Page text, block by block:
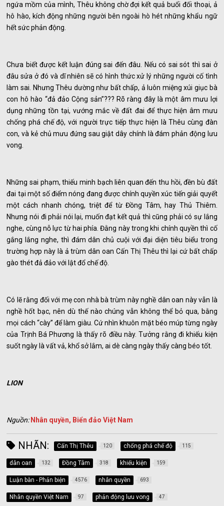
ngứa mồm của mình, Thêu không chờ đợi kết quả buổi đối thoại, ả
hô hào, kích động những người bên ngoài hò hét những khẩu ngữ
hết sức phản động.
Chưa biết được kết luận đúng sai đến đâu. Nếu có sai sót thì sai ở
đâu sửa ở đó và dĩ nhiên sẽ có hình thức xử lý những người cố tình
làm sai. Nhưng Thêu dường như bất chấp, ả luôn miệng xúi giục bà
con hô hào “đả đảo Cộng sản”??? Rõ ràng đây là một âm mưu lợi
dụng những tồn tại, vướng mắc về đất đai để thực hiện âm mưu
chống phá chế độ, với người trực tiếp thực hiện là Thêu cùng đàn
con, và kẻ chủ mưu đứng sau giật dây chính là đám phản động lưu
vong.
Những sai phạm, thiếu minh bạch liên quan đến thu hồi, đền bù đất
đai tại một số điểm nóng đang được chính quyền xúc tiến giải quyết
một cách nhanh chóng, triệt để từ Đồng Tâm, hay Thủ Thiêm.
Nhưng nói đi phải nói lại, muốn đạt kết quả thì cũng phải có sự lắng
nghe, cùng nỗ lực từ hai phía. Đằng này trong khi chính quyền thì cố
gắng lắng nghe, thì đám dân chủ cuội với đại diện tiêu biểu trong
trường hợp này là ả trùm dân oan Cấn Thị Thêu thì lại cứ bất chấp
gào thét đả đảo với lật đổ chế độ.
Có lẽ rằng đối với mẹ con nhà bà trùm này nghề dân oan này vẫn là
nghề hốt bạc, nên dù thế nào chúng vẫn không thể bỏ qua, bằng
mọi cách “cày” để làm giàu. Cứ nhìn khuôn mặt béo múp từng ngày
của Trịnh Bá Phương là thấy rõ điều này. Tưởng rằng đi khiếu kiện
suốt ngày là vất vả, khổ sở lắm, ai dè càng ngày thấy càng béo tốt.
LION
Nguồn: Nhân quyền, Biển đảo Việt Nam
NHÃN: Cấn Thị Thêu 120 chống phá chế độ 115
dân oan 132 Đồng Tâm 318 khiếu kiện 159
Luận bàn - Phản biện 4576 nhân quyền 693
Nhân quyền Việt Nam 97 phản động lưu vong 47